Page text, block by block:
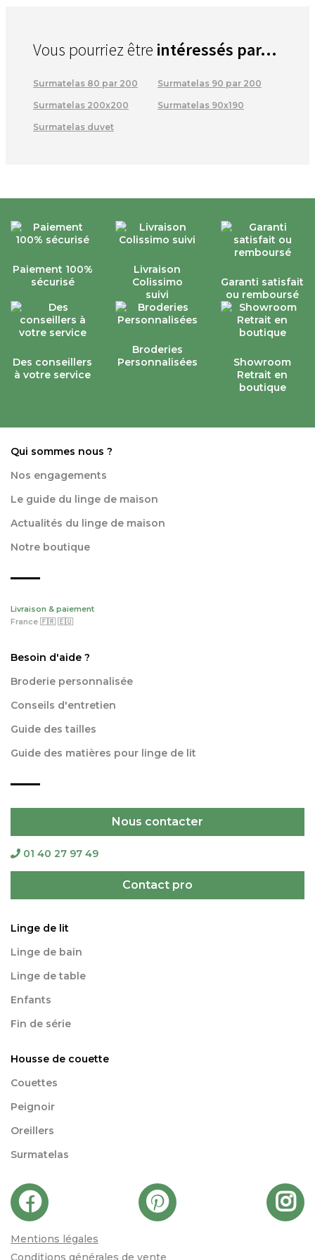
Vous pourriez être intéressés par...
Surmatelas 80 par 200 Surmatelas 90 par 200
Surmatelas 200x200 Surmatelas 90x190
Surmatelas duvet
Paiement 100%
sécurisé
Livraison
Colissimo
suivi
Garanti satisfait
ou remboursé
Des conseillers
à votre service
Broderies
Personnalisées
Showroom
Retrait en
boutique
Qui sommes nous ?
Nos engagements
Le guide du linge de maison
Actualités du linge de maison
Notre boutique
Livraison & paiement
France 🇫🇷 🇪🇺
Besoin d'aide ?
Broderie personnalisée
Conseils d'entretien
Guide des tailles
Guide des matières pour linge de lit
Nous contacter
01 40 27 97 49
Contact pro
Linge de lit
Linge de bain
Linge de table
Enfants
Fin de série
Housse de couette
Couettes
Peignoir
Oreillers
Surmatelas
Mentions légales
Conditions générales de vente